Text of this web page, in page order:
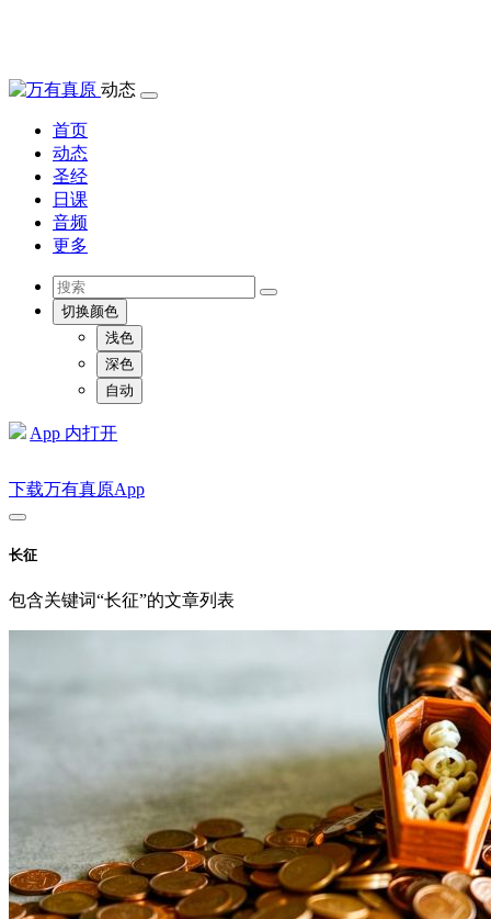
动态
首页
动态
圣经
日课
音频
更多
切换颜色
浅色
深色
自动
App 内打开
下载万有真原App
长征
包含关键词“长征”的文章列表